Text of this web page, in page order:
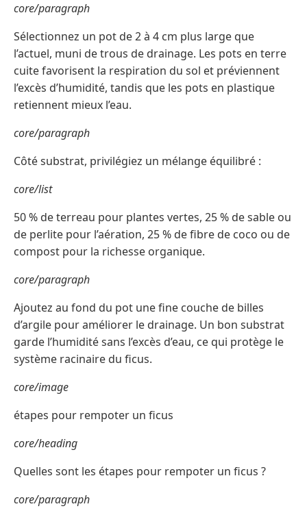
core/paragraph
Sélectionnez un pot de 2 à 4 cm plus large que
l’actuel, muni de trous de drainage. Les pots en terre
cuite favorisent la respiration du sol et préviennent
l’excès d’humidité, tandis que les pots en plastique
retiennent mieux l’eau.
core/paragraph
Côté substrat, privilégiez un mélange équilibré :
core/list
50 % de terreau pour plantes vertes, 25 % de sable ou
de perlite pour l’aération, 25 % de fibre de coco ou de
compost pour la richesse organique.
core/paragraph
Ajoutez au fond du pot une fine couche de billes
d’argile pour améliorer le drainage. Un bon substrat
garde l’humidité sans l’excès d’eau, ce qui protège le
système racinaire du ficus.
core/image
étapes pour rempoter un ficus
core/heading
Quelles sont les étapes pour rempoter un ficus ?
core/paragraph